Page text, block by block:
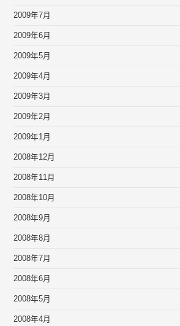
2009年7月
2009年6月
2009年5月
2009年4月
2009年3月
2009年2月
2009年1月
2008年12月
2008年11月
2008年10月
2008年9月
2008年8月
2008年7月
2008年6月
2008年5月
2008年4月